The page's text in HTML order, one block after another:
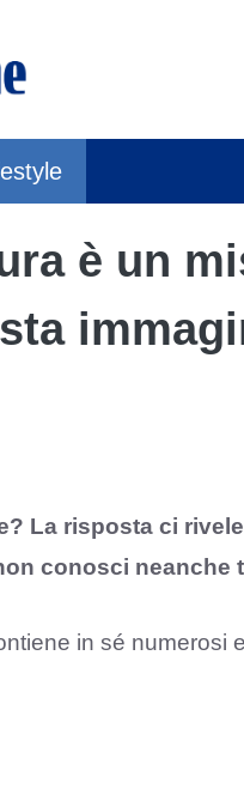
è un
La risposta ci
conosci neanche
in sé numerosi